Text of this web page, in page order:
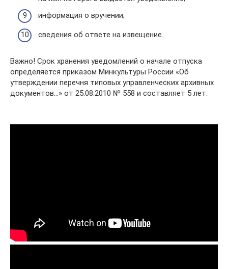
информация о вручении;
сведения об ответе на извещение.
Важно! Срок хранения уведомлений о начале отпуска
определяется приказом Минкультуры России «Об
утверждении перечня типовых управленческих архивных
документов…» от 25.08.2010 № 558 и составляет 5 лет.